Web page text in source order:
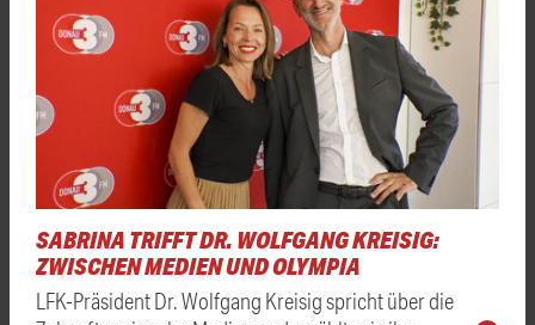
SABRINA TRIFFT DR. WOLFGANG KREISIG:
ZWISCHEN MEDIEN UND OLYMPIA
LFK-Präsident Dr. Wolfgang Kreisig spricht über die